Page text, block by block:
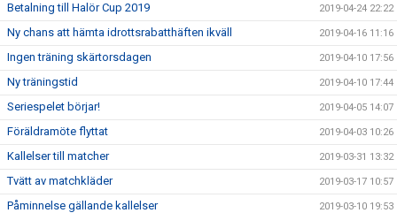
Betalning till Halör Cup 2019 2019-04-24 22:22
Ny chans att hämta idrottsrabatthäften ikväll 2019-04-16 11:16
Ingen träning skärtorsdagen 2019-04-10 17:56
Ny träningstid 2019-04-10 17:44
Seriespelet börjar! 2019-04-05 14:07
Föräldramöte flyttat 2019-04-03 10:26
Kallelser till matcher 2019-03-31 13:32
Tvätt av matchkläder 2019-03-17 10:57
Påminnelse gällande kallelser 2019-03-10 19:53